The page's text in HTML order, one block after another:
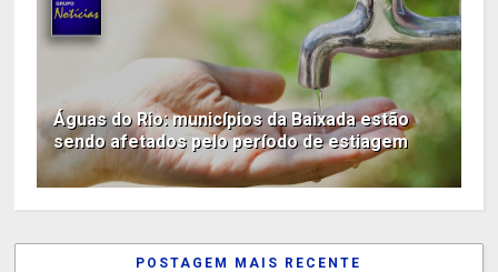
Águas do Rio: municípios da Baixada estão
sendo afetados pelo período de estiagem
POSTAGEM MAIS RECENTE